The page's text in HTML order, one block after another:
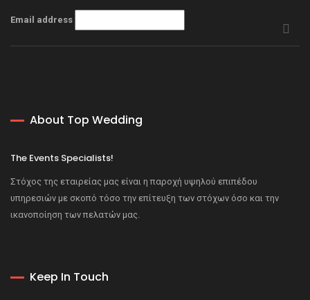
Email address
About Top Wedding
The Events Specialists!
Στόχος της εταιρείας μας είναι η παροχή υψηλού επιπέδου
υπηρεσιών με σκοπό τόσο την επίτευξη των στόχων όσο και την
ικανοποίηση των πελατών μας.
Keep In Touch